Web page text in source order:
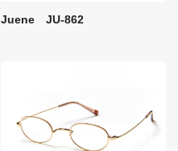
Juene JU-862